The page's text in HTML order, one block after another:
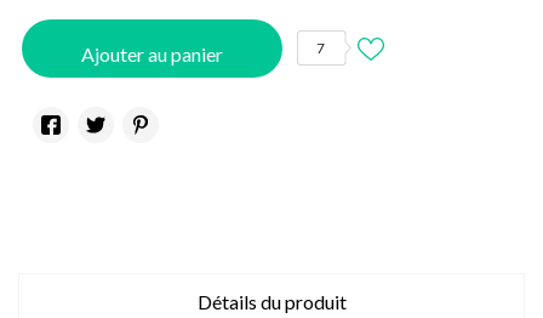
Ajouter au panier 7
Détails du produit